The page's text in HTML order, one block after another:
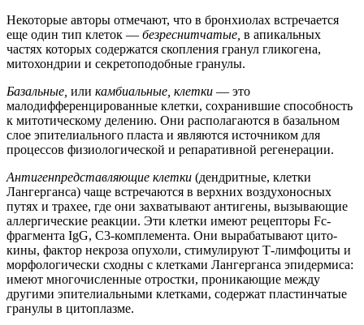
Некоторые авторы отмечают, что в бронхиолах встречается
еще один тип клеток — безреснитчатые, в апикальных
частях которых содержатся скопления гранул гликогена,
митохондрии и секретоподобные гранулы.
Базальные, или камбиальные, клетки — это
малодифференцированные клетки, сохранившие способность
к митотическому делению. Они располагаются в базальном
слое эпителиального пласта и являются источником для
процессов физиологической и репаративной регенерации.
Антигенпредставляющие клетки (дендритные, клетки
Лангерганса) чаще встречаются в верхних воздухоносных
путях и трахее, где они захватывают антигены, вызывающие
аллергические реакции. Эти клетки имеют рецепторы Fc-
фрагмента IgG, С3-комплемента. Они вырабатывают цито-
кины, фактор некроза опухоли, стимулируют Т-лимфоциты и
морфологически сходны с клетками Лангерганса эпидермиса:
имеют многочисленные отростки, проникающие между
другими эпителиальными клетками, содержат пластинчатые
гранулы в цитоплазме.